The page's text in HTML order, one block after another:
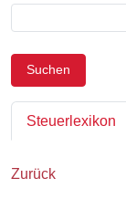
Suchen
Steuerlexikon
Zurück